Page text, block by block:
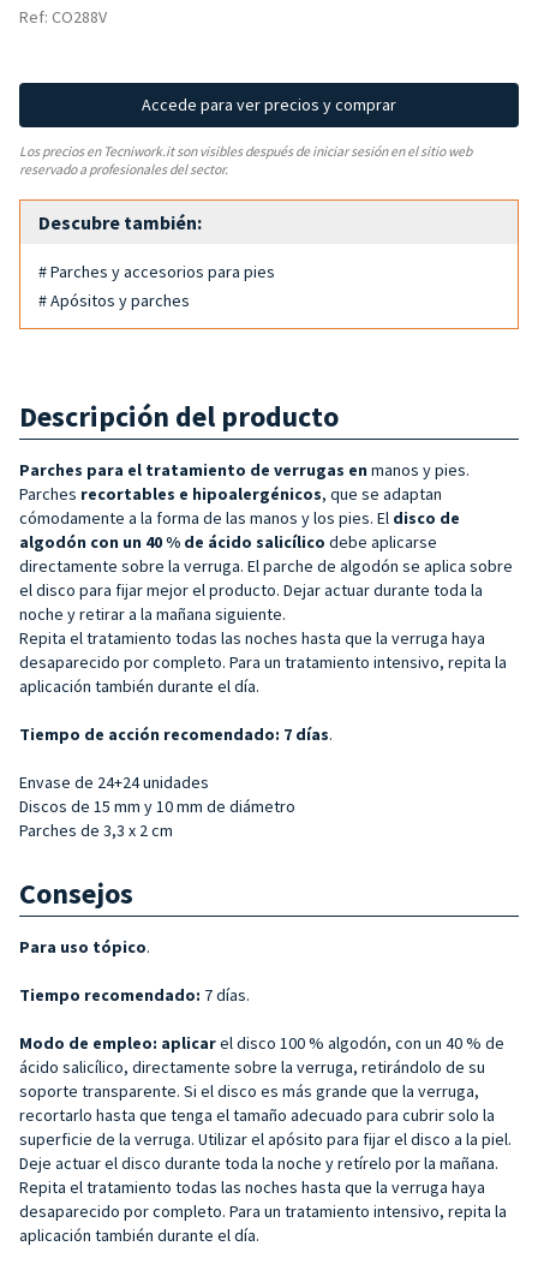
Ref: CO288V
Accede para ver precios y comprar
Los precios en Tecniwork.it son visibles después de iniciar sesión en el sitio web
reservado a profesionales del sector.
Descubre también:
# Parches y accesorios para pies
# Apósitos y parches
Descripción del producto
Parches para el tratamiento de verrugas en manos y pies.
Parches recortables e hipoalergénicos, que se adaptan
cómodamente a la forma de las manos y los pies. El disco de
algodón con un 40 % de ácido salicílico debe aplicarse
directamente sobre la verruga. El parche de algodón se aplica sobre
el disco para fijar mejor el producto. Dejar actuar durante toda la
noche y retirar a la mañana siguiente.
Repita el tratamiento todas las noches hasta que la verruga haya
desaparecido por completo. Para un tratamiento intensivo, repita la
aplicación también durante el día.
Tiempo de acción recomendado: 7 días.
Envase de 24+24 unidades
Discos de 15 mm y 10 mm de diámetro
Parches de 3,3 x 2 cm
Consejos
Para uso tópico.
Tiempo recomendado: 7 días.
Modo de empleo: aplicarel disco 100 % algodón, con un 40 % de
ácido salicílico, directamente sobre la verruga, retirándolo de su
soporte transparente. Si el disco es más grande que la verruga,
recortarlo hasta que tenga el tamaño adecuado para cubrir solo la
superficie de la verruga. Utilizar el apósito para fijar el disco a la piel.
Deje actuar el disco durante toda la noche y retírelo por la mañana.
Repita el tratamiento todas las noches hasta que la verruga haya
desaparecido por completo. Para un tratamiento intensivo, repita la
aplicación también durante el día.